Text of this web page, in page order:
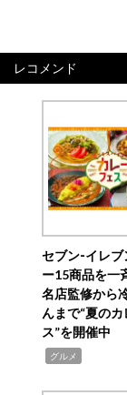
レコメンド
セブン‐イレブ
ー15商品を一
名店監修から
んまで“夏の
ス”を開催中
グルメ